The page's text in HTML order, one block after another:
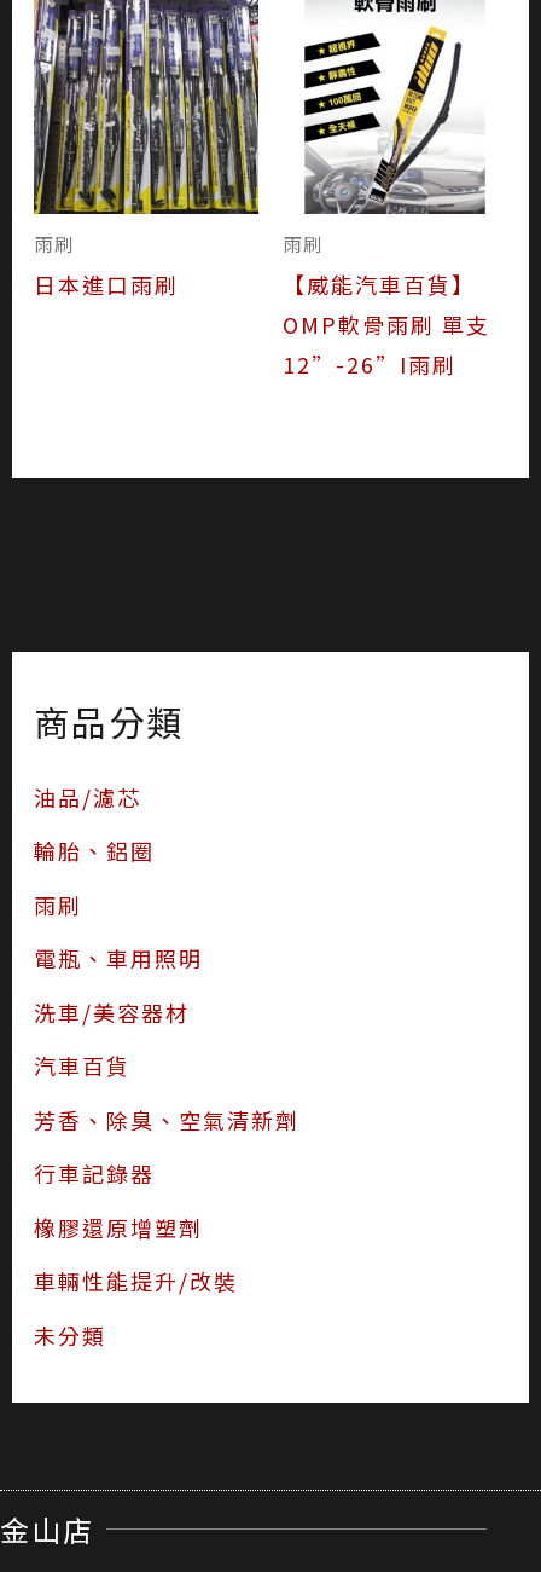
商品分類
油品/濾芯
輪胎、鋁圈
雨刷
電瓶、車用照明
洗車/美容器材
汽車百貨
芳香、除臭、空氣清新劑
行車記錄器
橡膠還原增塑劑
車輛性能提升/改裝
未分類
雨刷
日本進口雨刷
雨刷
【威能汽車百貨】
OMP軟骨雨刷 單支
12”-26”I雨刷
金山店